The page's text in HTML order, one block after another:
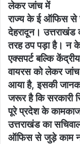
लेकर जांच में
राज्य के ई ऑफिस से
देहरादून।
तरह ठप पड़ा है। न
एक्सपर्ट बल्कि
वायरस को लेकर
आया है, इसकी
जरूर है कि सरकारी
पूरे प्रदेश के
उत्तराखंड का
ऑफिस से जुड़े काम